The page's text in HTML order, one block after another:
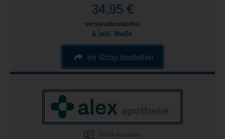
34,95 €
versandkostenfrei
& inkl. MwSt.
im Shop bestellen
Profil einsehen